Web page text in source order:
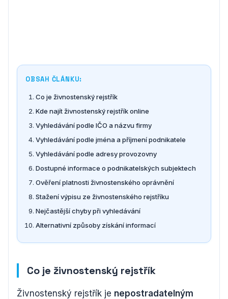
OBSAH ČLÁNKU:
Co je živnostenský rejstřík
Kde najít živnostenský rejstřík online
Vyhledávání podle IČO a názvu firmy
Vyhledávání podle jména a příjmení podnikatele
Vyhledávání podle adresy provozovny
Dostupné informace o podnikatelských subjektech
Ověření platnosti živnostenského oprávnění
Stažení výpisu ze živnostenského rejstříku
Nejčastější chyby při vyhledávání
Alternativní způsoby získání informací
Co je živnostenský rejstřík
Živnostenský rejstřík je nepostradatelným